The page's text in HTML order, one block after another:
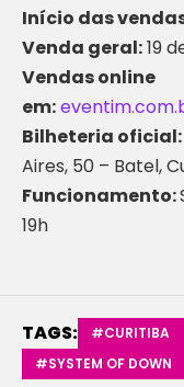
Início das
Venda geral:19
Vendas online
em:
Bilheteria oficial:
Aires, 50 – Batel,
Funcionamento:
19h
TAGS: #CURITIBA
#SYSTEM OF DOWN